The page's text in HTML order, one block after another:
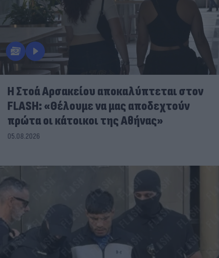
Η Στοά Αρσακείου αποκαλύπτεται στον
FLASH: «Θέλουμε να μας αποδεχτούν
πρώτα οι κάτοικοι της Αθήνας»
05.08.2026